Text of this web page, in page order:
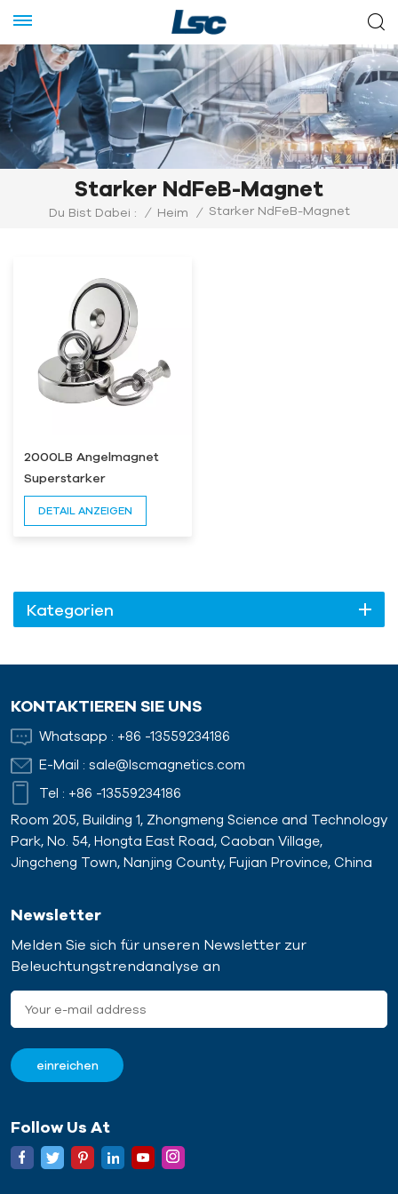
Starker NdFeB-Magnet
Du Bist Dabei : / Heim / Starker NdFeB-Magnet
2000LB Angelmagnet
Superstarker
maßgeschneiderter
DETAIL ANZEIGEN
Kategorien
KONTAKTIEREN SIE UNS
Whatsapp : +86 -13559234186
E-Mail : sale@lscmagnetics.com
Tel : +86 -13559234186
Room 205, Building 1, Zhongmeng Science and Technology
Park, No. 54, Hongta East Road, Caoban Village,
Jingcheng Town, Nanjing County, Fujian Province, China
Newsletter
Melden Sie sich für unseren Newsletter zur
Beleuchtungstrendanalyse an
Follow Us At